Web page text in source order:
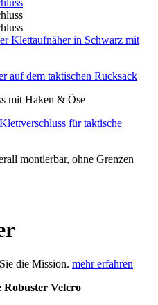
mit Haken & Öse
montierbar, ohne Grenzen
die Mission. mehr erfahren
Robuster Velcro